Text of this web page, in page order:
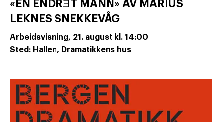
«EN ENDRƎT MANN» AV MARIUS
LEKNES SNEKKEVÅG
Arbeidsvisning, 21. august kl. 14:00
Sted: Hallen, Dramatikkens hus